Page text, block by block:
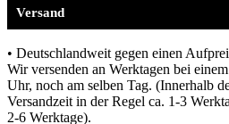
Versand
• Deutschlandweit gegen einen
Wir versenden an Werktagen bei
Uhr, noch am selben Tag. (Innerhalb
Versandzeit in der Regel ca. 1-3
2-6 Werktage).